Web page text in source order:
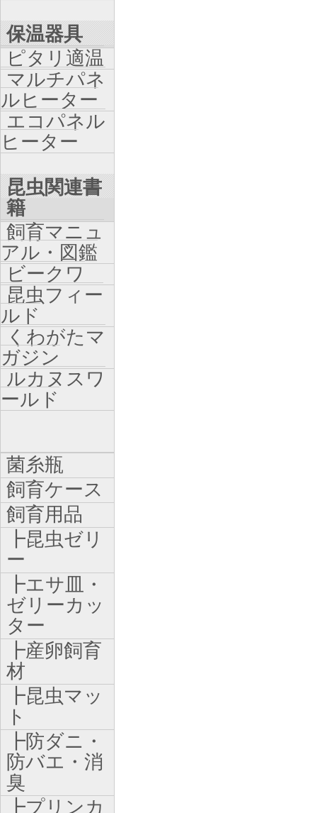
保温器具
ピタリ適温
マルチパネ
ルヒーター
エコパネル
ヒーター
昆虫関連書
籍
飼育マニュ
アル・図鑑
ビークワ
昆虫フィー
ルド
くわがたマ
ガジン
ルカヌスワ
ールド
菌糸瓶
飼育ケース
飼育用品
┣昆虫ゼリ
ー
┣エサ皿・
ゼリーカッ
ター
┣産卵飼育
材
┣昆虫マッ
ト
┣防ダニ・
防バエ・消
臭
┣プリンカ